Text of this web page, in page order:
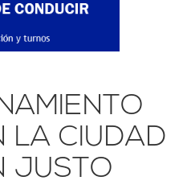
LA CIUDAD
JUSTO